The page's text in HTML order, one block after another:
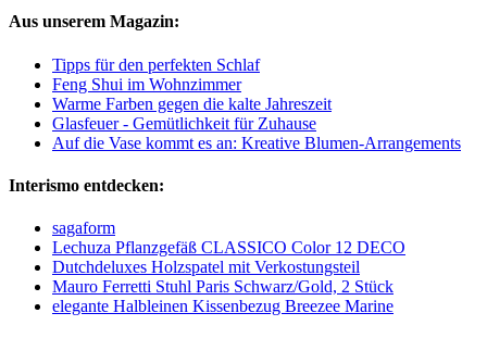
Aus unserem Magazin:
Tipps für den perfekten Schlaf
Feng Shui im Wohnzimmer
Warme Farben gegen die kalte Jahreszeit
Glasfeuer - Gemütlichkeit für Zuhause
Auf die Vase kommt es an: Kreative Blumen-Arrangements
Interismo entdecken:
sagaform
Lechuza Pflanzgefäß CLASSICO Color 12 DECO
Dutchdeluxes Holzspatel mit Verkostungsteil
Mauro Ferretti Stuhl Paris Schwarz/Gold, 2 Stück
elegante Halbleinen Kissenbezug Breezee Marine